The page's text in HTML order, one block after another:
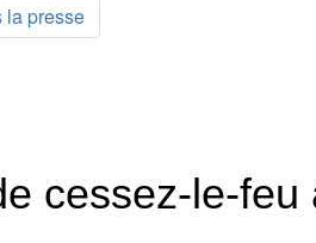
la presse
cessez-le-feu